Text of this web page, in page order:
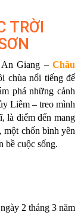
TRỜI
Giang – Châu
chùa nổi tiếng để
phá những cảnh
Liêm – treo mình
là điểm đến mang
một chốn bình yên
bề cuộc sống.
2 tháng 3 năm